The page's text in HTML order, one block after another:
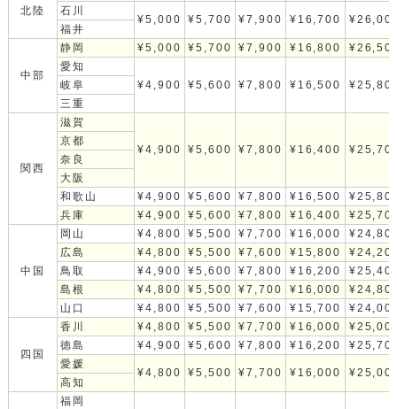
北陸
石川
¥5,000 ¥5,700 ¥7,900 ¥16,700
福井
中部
静岡 ¥5,000 ¥5,700 ¥7,900 ¥16,800
愛知
¥4,900
¥5,600 ¥7,800 ¥16,500
岐阜
三重
関西
滋賀
¥4,900 ¥5,600 ¥7,800 ¥16,400
京都
奈良
大阪
和歌山
¥4,900 ¥5,600 ¥7,800 ¥16,500
兵庫
¥4,900 ¥5,600 ¥7,800 ¥16,400
中国
岡山 ¥4,800 ¥5,500 ¥7,700 ¥16,000
広島
¥4,800 ¥5,500 ¥7,600 ¥15,800
鳥取
¥4,900 ¥5,600 ¥7,800 ¥16,200
島根
¥4,800 ¥5,500 ¥7,700 ¥16,000
山口
¥4,800 ¥5,500 ¥7,600 ¥15,700
四国
香川 ¥4,800 ¥5,500 ¥7,700 ¥16,000
徳島
¥4,900 ¥5,600 ¥7,800 ¥16,200
愛媛
¥4,800 ¥5,500 ¥7,700 ¥16,000
高知
福岡